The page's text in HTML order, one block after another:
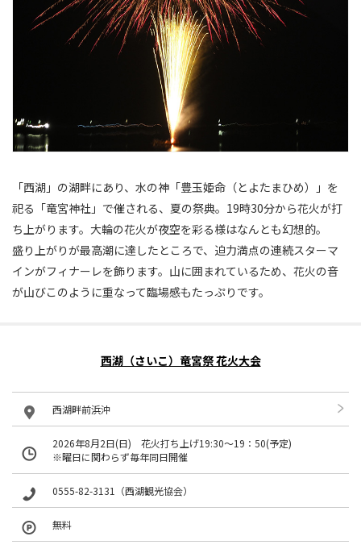
「西湖」の湖畔にあり、水の神「豊玉姫命（とよたまひめ）」を
祀る「竜宮神社」で催される、夏の祭典。19時30分から花火が打
ち上がります。大輪の花火が夜空を彩る様はなんとも幻想的。
盛り上がりが最高潮に達したところで、迫力満点の連続スターマ
インがフィナーレを飾ります。山に囲まれているため、花火の音
が山びこのように重なって臨場感もたっぷりです。
西湖（さいこ）竜宮祭 花火大会
西湖畔前浜沖
2026年8月2日(日) 花火打ち上げ19:30～19：50(予定)
※曜日に関わらず毎年同日開催
0555-82-3131（西湖観光協会）
無料